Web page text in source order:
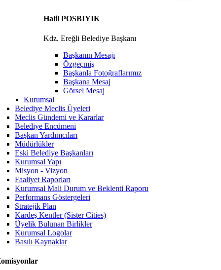
Halil POSBIYIK
Kdz. Ereğli Belediye Başkanı
Başkanın Mesajı
Özgeçmiş
Başkanla Fotoğraflarımız
Başkana Mesaj
Görsel Mesaj
Kurumsal
Belediye Meclis Üyeleri
Meclis Gündemi ve Kararlar
Belediye Encümeni
Başkan Yardımcıları
Müdürlükler
Eski Belediye Başkanları
Kurumsal Yapı
Misyon - Vizyon
Faaliyet Raporları
Kurumsal Mali Durum ve Beklenti Raporu
Performans Göstergeleri
Stratejik Plan
Kardeş Kentler (Sister Cities)
Üyelik Bulunan Birlikler
Kurumsal Logolar
Basılı Kaynaklar